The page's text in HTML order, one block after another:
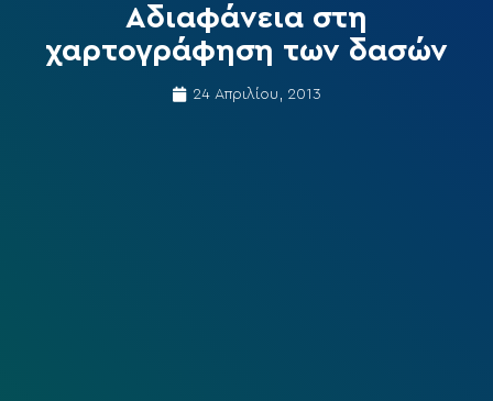
Αδιαφάνεια στη
χαρτογράφηση των δασών
24 Απριλίου, 2013